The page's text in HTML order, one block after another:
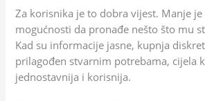
Za korisnika je to dobra vijest. Manje je
mogućnosti da pronađe nešto što mu
Kad su informacije jasne, kupnja
prilagođen stvarnim potrebama, cijela
jednostavnija i korisnija.